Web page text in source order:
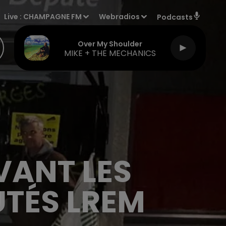
Live : CHAMPAGNE FM Webradios Podcasts
Over My Shoulder
MIKE + THE MECHANICS
LES
LREM